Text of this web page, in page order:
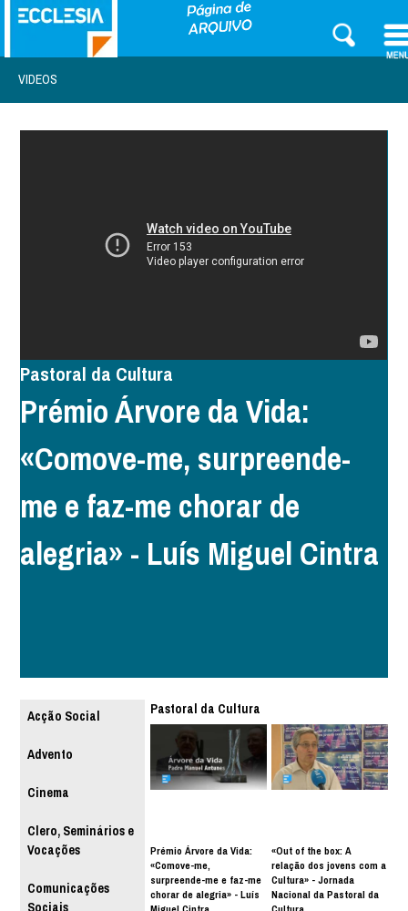
VIDEOS
Pastoral da Cultura
Prémio Árvore da Vida:
«Comove-me, surpreende-
me e faz-me chorar de
alegria» - Luís Miguel Cintra
Acção Social
Advento
Cinema
Clero, Seminários e
Vocações
Comunicações
Sociais
Pastoral da Cultura
Prémio Árvore da Vida:
«Comove-me,
surpreende-me e faz-me
chorar de alegria» - Luís
«Out of the box: A
relação dos jovens com a
Cultura» - Jornada
Nacional da Pastoral da